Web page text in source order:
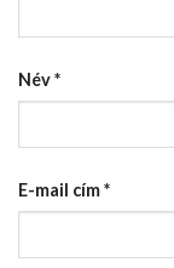
Név*
E-mail cím*